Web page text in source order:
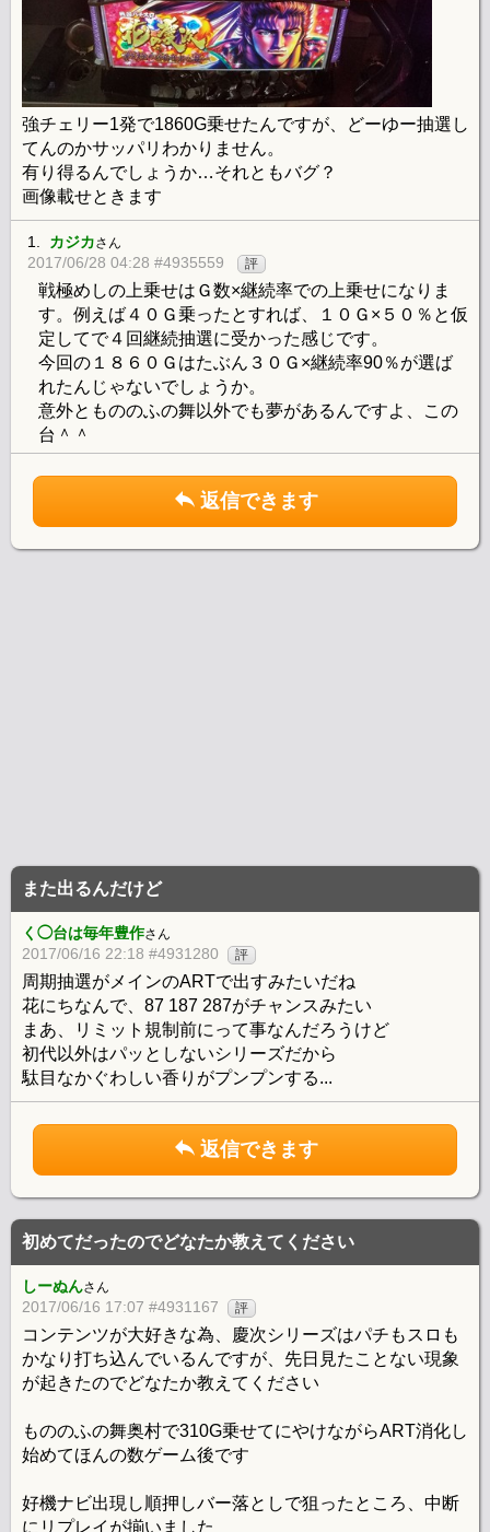
強チェリー1発で1860G乗せたんですが、どーゆー抽選し
てんのかサッパリわかりません。
有り得るんでしょうか…それともバグ？
画像載せときます
1. カジカさん
2017/06/28 04:28 #4935559 評
戦極めしの上乗せはＧ数×継続率での上乗せになりま
す。例えば４０Ｇ乗ったとすれば、１０Ｇ×５０％と仮
定してで４回継続抽選に受かった感じです。
今回の１８６０Ｇはたぶん３０Ｇ×継続率90％が選ば
れたんじゃないでしょうか。
意外ともののふの舞以外でも夢があるんですよ、この
台＾＾
返信できます
また出るんだけど
く◯台は毎年豊作さん
2017/06/16 22:18 #4931280 評
周期抽選がメインのARTで出すみたいだね
花にちなんで、87 187 287がチャンスみたい
まあ、リミット規制前にって事なんだろうけど
初代以外はパッとしないシリーズだから
駄目なかぐわしい香りがプンプンする...
返信できます
初めてだったのでどなたか教えてください
しーぬんさん
2017/06/16 17:07 #4931167 評
コンテンツが大好きな為、慶次シリーズはパチもスロも
かなり打ち込んでいるんですが、先日見たことない現象
が起きたのでどなたか教えてください
もののふの舞奥村で310G乗せてにやけながらART消化し
始めてほんの数ゲーム後です
好機ナビ出現し順押しバー落としで狙ったところ、中断
にリプレイが揃いました